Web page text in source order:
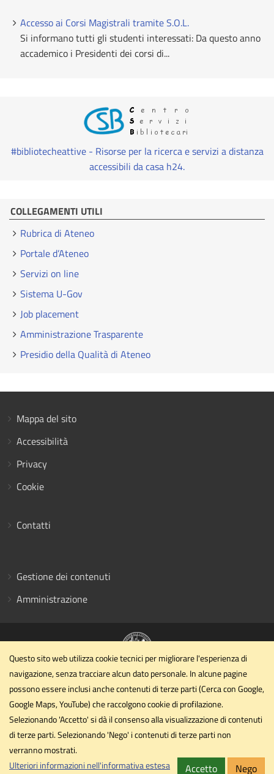
Accesso ai Corsi Magistrali tramite S.O.L.
Si informano tutti gli studenti interessati: Da questo anno
accademico i Presidenti dei corsi di...
#bibliotecheattive - Risorse per la ricerca e servizi a distanza
accessibili da casa h24.
COLLEGAMENTI UTILI
Rubrica di Ateneo
Portale d’Ateneo
Servizi on line
Sistema U-Gov
Job placement
Amministrazione Trasparente
Presidio della Qualità di Ateneo
Mappa del sito
Accessibilità
Privacy
Cookie
Contatti
Gestione dei contenuti
Amministrazione
Dipartimento di Ingegneria civile ed ambientale
Università degli Studi di Perugia
Via G. Duranti - Perugia
Email
dipartimento.ing1@unipg.it
PEC
Questo sito web utilizza cookie tecnici per migliorare l'esperienza di
navigazione, senza tracciare alcun dato personale. In alcune pagine
possono essere inclusi anche contenuti di terze parti (Cerca con Google,
Google Maps, YouTube) che raccolgono cookie di profilazione.
Selezionando 'Accetto' si dà il consenso alla visualizzazione di contenuti
di terze parti. Selezionando 'Nego' i contenuti di terze parti non
verranno mostrati.
Ulteriori informazioni nell'informativa estesa
Accetto Nego